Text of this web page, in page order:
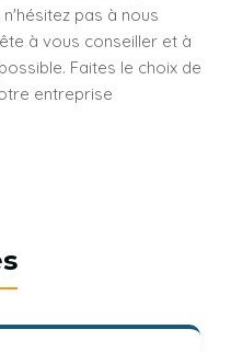
pas à nous
à vous conseiller et à
Faites le choix de
entreprise